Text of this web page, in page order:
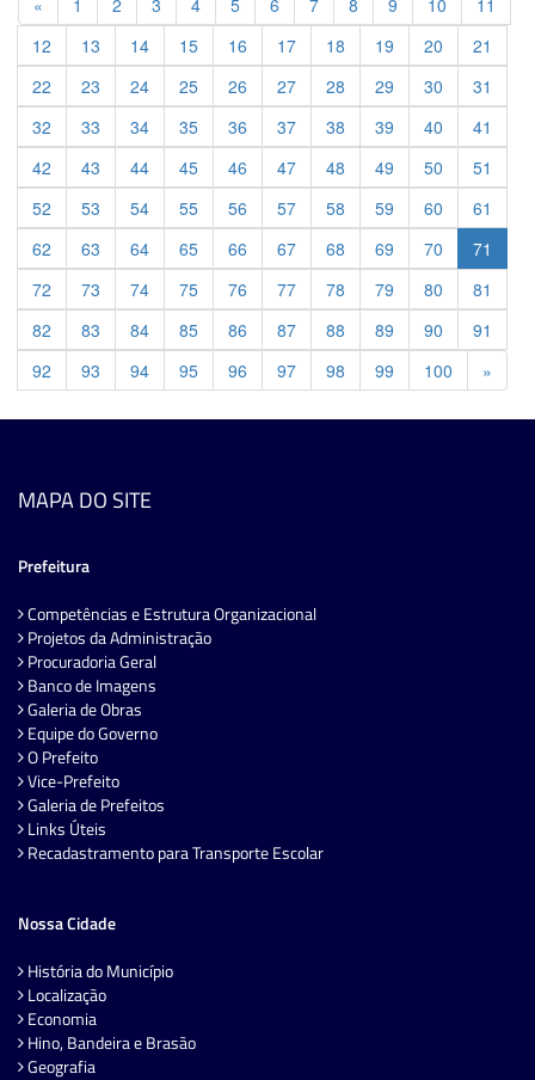
12
13 14 15 16 17 18 19 20
21
22
23 24 25 26 27 28 29 30
31
32
33 34 35 36 37 38 39 40
41
42
43 44 45 46 47 48 49 50
51
52
53 54 55 56 57 58 59 60
61
62
63 64 65 66 67 68 69 70
71
72
73 74 75 76 77 78 79 80
81
82
83 84 85 86 87 88 89 90
91
92
93 94 95 96 97 98 99 100 »
MAPA DO SITE
Prefeitura
Competências e Estrutura Organizacional
Projetos da Administração
Procuradoria Geral
Banco de Imagens
Galeria de Obras
Equipe do Governo
O Prefeito
Vice-Prefeito
Galeria de Prefeitos
Links Úteis
Recadastramento para Transporte Escolar
Nossa Cidade
História do Município
Localização
Economia
Hino, Bandeira e Brasão
Geografia